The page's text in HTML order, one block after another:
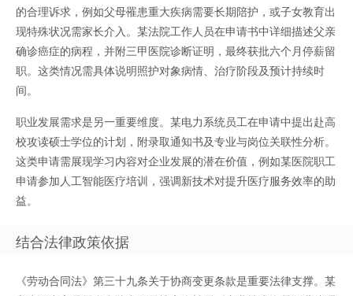
的合理诉求，例如父母罹患重大疾病需要长期陪护，或子女教育出
现特殊状况需家长介入。某法院工作人员在申请书中详细描述父亲
确诊癌症的病程，并附三甲医院诊断证明，最终获批六个月停薪留
职。这类情况需具体说明照护对象病情、治疗阶段及预计持续时
间。
职业发展需求是另一重要维度。某电力系统员工在申请中提出赴高
校攻读硕士学位的计划，附录取通知书及专业与岗位关联性分析。
这类申请需展现学习内容对企业发展的潜在价值，例如某医院职工
申请参加人工智能医疗培训，强调新技术对提升医疗服务效率的助
益。
结合法律政策依据
《劳动合同法》第三十九条关于协商变更条款是重要法律支撑。某